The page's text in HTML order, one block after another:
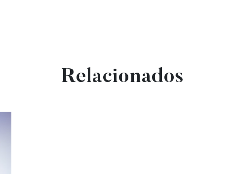
Relacionados